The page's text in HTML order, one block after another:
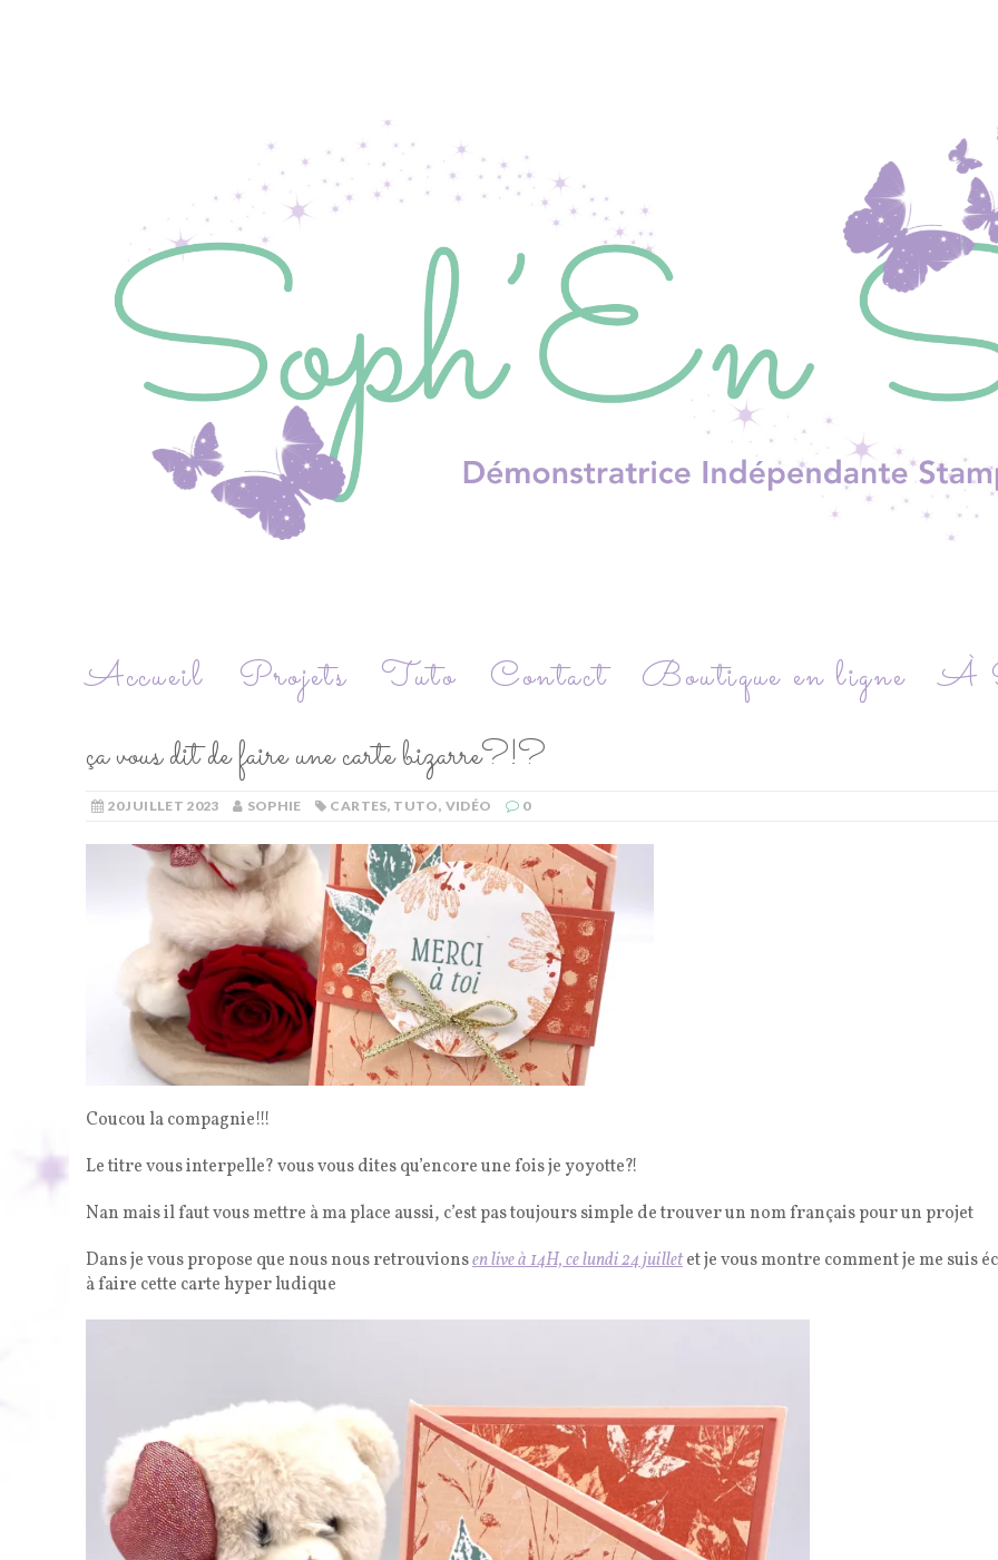
Accueil Projets Tuto Contact Boutique en ligne
À
ça vous dit de faire une carte bizarre?!?
20 JUILLET 2023 SOPHIE CARTES, TUTO, VIDÉO 0
Coucou la compagnie!!!
Le titre vous interpelle? vous vous dites qu’encore une fois je yoyotte?!
Nan mais il faut vous mettre à ma place aussi, c’est pas toujours simple de trouver un nom français pour un projet
Dans je vous propose que nous nous retrouvionsen live à 14H, ce lundi 24 juilletet je vous montre comment je me suis
à faire cette carte hyper ludique